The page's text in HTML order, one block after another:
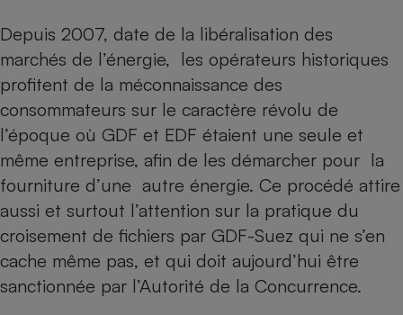
Depuis 2007, date de la libéralisation des
marchés de l’énergie, les opérateurs historiques
profitent de la méconnaissance des
consommateurs sur le caractère révolu de
l’époque où GDF et EDF étaient une seule et
même entreprise, afin de les démarcher pour la
fourniture d’une autre énergie. Ce procédé attire
aussi et surtout l’attention sur la pratique du
croisement de fichiers par GDF-Suez qui ne s’en
cache même pas, et qui doit aujourd’hui être
sanctionnée par l’Autorité de la Concurrence.
Complément
bouteille
Assurance emprunteur
Banque
Petit électroménager -
Lave-linge
Téléviseur
Matelas
Mutuelle